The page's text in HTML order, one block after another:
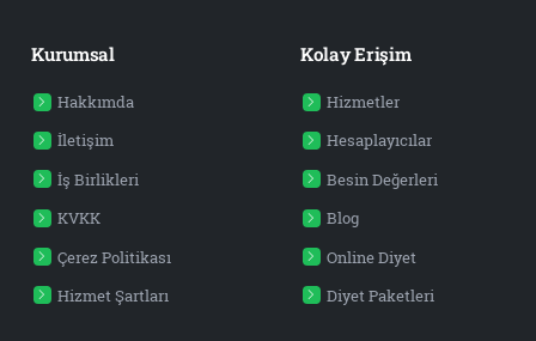
Kurumsal
Hakkımda
İletişim
İş Birlikleri
KVKK
Çerez Politikası
Hizmet Şartları
Kolay Erişim
Hizmetler
Hesaplayıcılar
Besin Değerleri
Blog
Online Diyet
Diyet Paketleri